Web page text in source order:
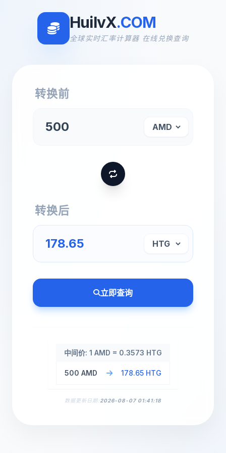
HuilvX.COM
全球实时汇率计算器 在线兑换查询
转换前
转换后
立即查询
中间价: 1 AMD = 0.3573 HTG
500 AMD 178.65 HTG
数据更新日期:2026-08-07 01:41:18